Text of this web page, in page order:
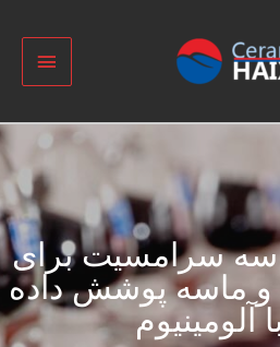
سرامسیت برای
ماسه پوشش داده